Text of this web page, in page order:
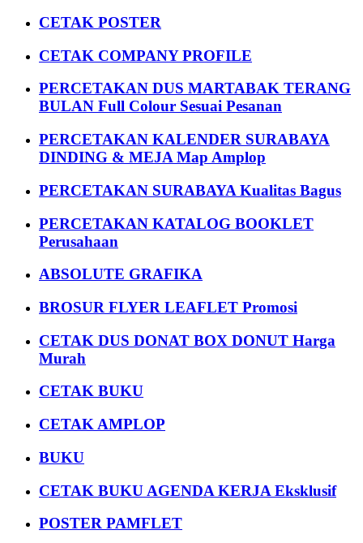
CETAK POSTER
CETAK COMPANY PROFILE
PERCETAKAN DUS MARTABAK TERANG
BULAN Full Colour Sesuai Pesanan
PERCETAKAN KALENDER SURABAYA
DINDING & MEJA Map Amplop
PERCETAKAN SURABAYA Kualitas Bagus
PERCETAKAN KATALOG BOOKLET
Perusahaan
ABSOLUTE GRAFIKA
BROSUR FLYER LEAFLET Promosi
CETAK DUS DONAT BOX DONUT Harga
Murah
CETAK BUKU
CETAK AMPLOP
BUKU
CETAK BUKU AGENDA KERJA Eksklusif
POSTER PAMFLET